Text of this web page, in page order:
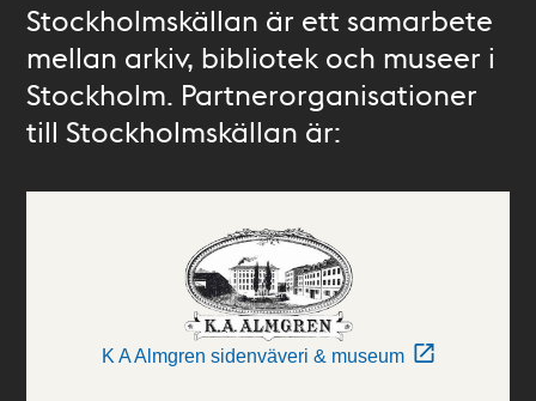
Stockholmskällan är ett samarbete
mellan arkiv, bibliotek och museer i
Stockholm. Partnerorganisationer
till Stockholmskällan är:
K A Almgren sidenväveri & museum